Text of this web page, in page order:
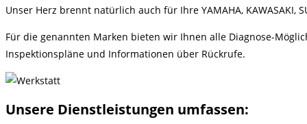
Unser Herz brennt natürlich auch für Ihre YAMAHA, KAWASAKI,
Für die genannten Marken bieten wir Ihnen alle Diagnose-
Inspektionspläne und Informationen über Rückrufe.
Unsere Dienstleistungen umfassen: